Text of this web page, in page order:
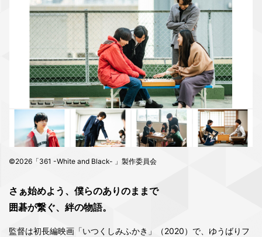
©2026「361 -White and Black- 」製作委員会
さぁ始めよう、僕らのありのままで
囲碁が繋ぐ、絆の物語。
監督は初長編映画「いつくしみふかき」（2020）で、ゆうばりフ